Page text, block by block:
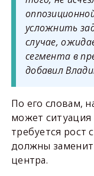
усложнить
случае,
сегмента в
добавил
По его словам,
может
требуется рост
должны
центра.